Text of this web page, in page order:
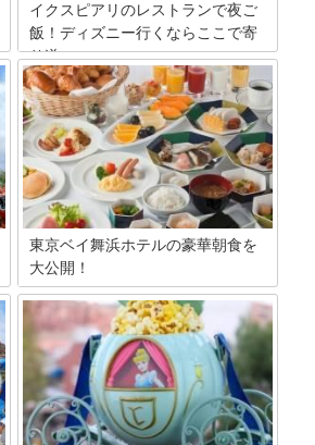
イクスピアリのレストランで夜ご
飯！ディズニー行くならここで寄
り道♪
老若男女問わず年中幅広い来場客で賑わ
うディズニーランド。めいいっぱい楽し
んだ後は、お腹が減ってきてしまうもの
ですよね。そんなあなたはディズニーラ
ンドに併設されたイクスピアリ内でお食
事を楽しんでみてはいかがでしょうか。
東京ベイ舞浜ホテルの豪華朝食を
大公開！
朝食は1日の元気の源！東京ディズニー
リゾートオフィシャルホテルのここ東京
ベイ舞浜ホテルでは、朝から元気の出る
豪華朝食を頂く事が出来ます。こちらを
参考にして、ホテル選びに役立てて頂け
れば幸いです☆